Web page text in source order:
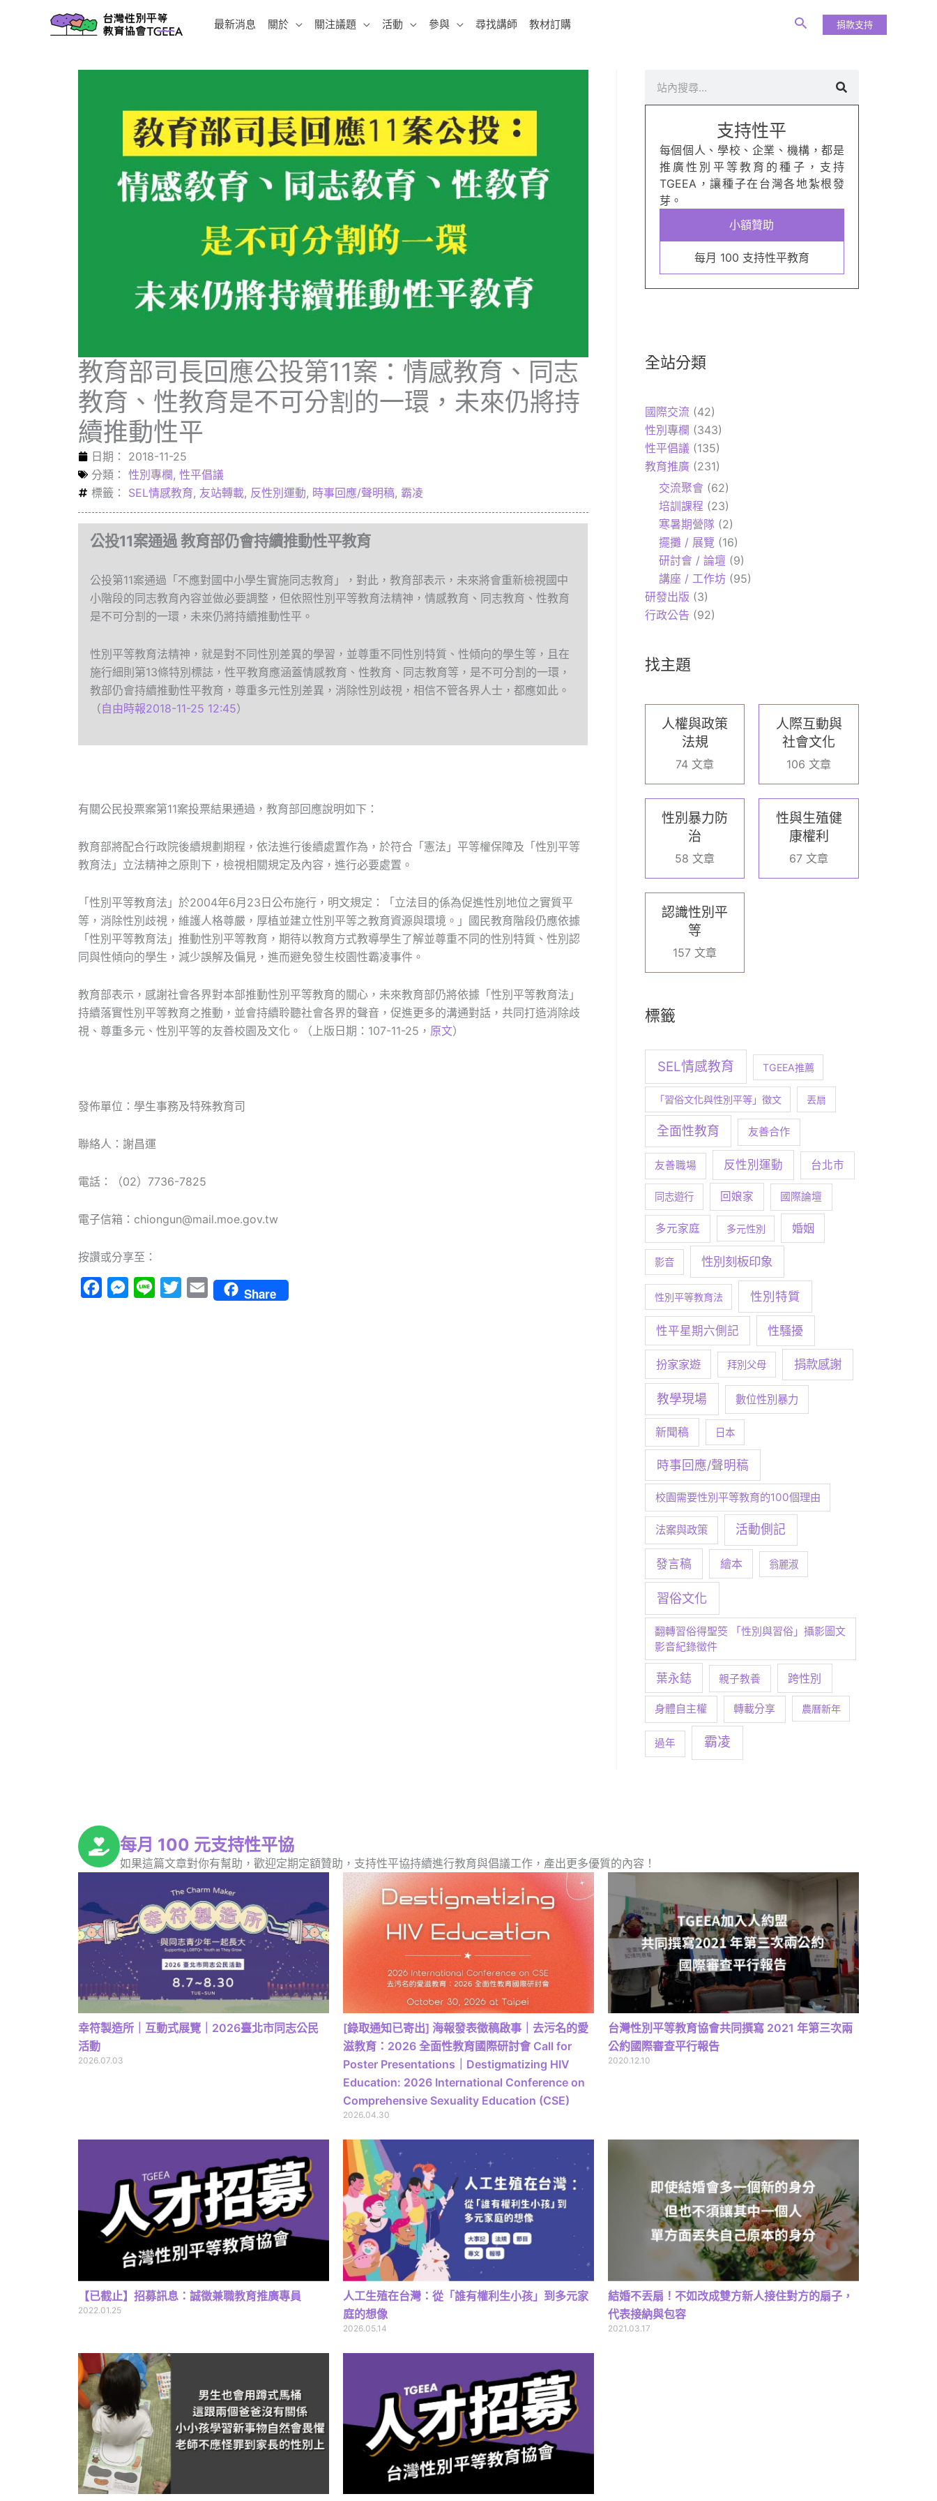
最新消息 關於 關注議題 活動 參與 尋找講師 教材訂購 捐款支持
教育部司長回應公投第11案：情感教育、同志
教育、性教育是不可分割的一環，未來仍將持
續推動性平
日期：
2018-11-25
分類： 性別專欄, 性平倡議
標籤：
SEL情感教育, 友站轉載, 反性別運動, 時事回應/聲明稿, 霸凌
公投11案通過 教育部仍會持續推動性平教育
公投第11案通過「不應對國中小學生實施同志教育」，對此，教育部表示，未來將會重新檢視國中
小階段的同志教育內容並做必要調整，但依照性別平等教育法精神，情感教育、同志教育、性教育
是不可分割的一環，未來仍將持續推動性平。
性別平等教育法精神，就是對不同性別差異的學習，並尊重不同性別特質、性傾向的學生等，且在
施行細則第13條特別標誌，性平教育應涵蓋情感教育、性教育、同志教育等，是不可分割的一環，
教部仍會持續推動性平教育，尊重多元性別差異，消除性別歧視，相信不管各界人士，都應如此。
（自由時報2018-11-25 12:45）
有關公民投票案第11案投票結果通過，教育部回應說明如下：
教育部將配合行政院後續規劃期程，依法進行後續處置作為，於符合「憲法」平等權保障及「性別平等
教育法」立法精神之原則下，檢視相關規定及內容，進行必要處置。
「性別平等教育法」於2004年6月23日公布施行，明文規定：「立法目的係為促進性別地位之實質平
等，消除性別歧視，維護人格尊嚴，厚植並建立性別平等之教育資源與環境。」國民教育階段仍應依據
「性別平等教育法」推動性別平等教育，期待以教育方式教導學生了解並尊重不同的性別特質、性別認
同與性傾向的學生，減少誤解及偏見，進而避免發生校園性霸凌事件。
教育部表示，感謝社會各界對本部推動性別平等教育的關心，未來教育部仍將依據「性別平等教育法」
持續落實性別平等教育之推動，並會持續聆聽社會各界的聲音，促進更多的溝通對話，共同打造消除歧
視、尊重多元、性別平等的友善校園及文化。（上版日期：107-11-25， 原文）
發佈單位：學生事務及特殊教育司
聯絡人：謝昌運
電話：（02）7736-7825
電子信箱 ：chiongun@mail.moe.gov.tw
按讚或分享至：
FacebookMessenger
Line TwitterEmail Share
支持性平
每個個人、學校、企業、機構，都是
推廣性別平等教育的種子，支持
TGEEA，讓種子在台灣各地紮根發
芽。
小額贊助
每月 100 支持性平教育
全站分類
國際交流 (42)
性別專欄 (343)
性平倡議(135)
教育推廣(231)
交流聚會(62)
培訓課程 (23)
寒暑期營隊(2)
擺攤 / 展覽 (16)
研討會 / 論壇 (9)
講座 / 工作坊(95)
研發出版 (3)
行政公告 (92)
找主題
人權與政策
法規
74 文章
人際互動與
社會文化
106 文章
性別暴力防
治
58 文章
性與生殖健
康權利
67 文章
認識性別平
等
157 文章
標籤
SEL情感教育 TGEEA推薦
「習俗文化與性別平等」徵文 丟扇
全面性教育 友善合作
友善職場 反性別運動 台北市
同志遊行 回娘家 國際論壇
多元家庭 多元性別 婚姻
影音 性別刻板印象
性別平等教育法 性別特質
性平星期六側記 性騷擾
扮家家遊 拜別父母 捐款感謝
教學現場 數位性別暴力
新聞稿 日本
時事回應/聲明稿
校園需要性別平等教育的100個理由
法案與政策 活動側記
發言稿 繪本 翁麗淑
習俗文化
翻轉習俗得聖筊 「性別與習俗」攝影圖文
影音紀錄徵件
葉永鋕 親子教養 跨性別
身體自主權 轉載分享 農曆新年
過年 霸凌
每月 100 元支持性平協
如果這篇文章對你有幫助，歡迎定期定額贊助，支持性平協持續進行教育與倡議工作，產出更多優質的內容！
幸符製造所｜互動式展覽｜2026臺北市同志公民
活動
2026.07.03
[錄取通知已寄出] 海報發表徵稿啟事｜去污名的愛
滋教育：2026 全面性教育國際研討會 Call for
Poster Presentations｜Destigmatizing HIV
Education: 2026 International Conference on
Comprehensive Sexuality Education (CSE)
2026.04.30
台灣性別平等教育協會共同撰寫 2021 年第三次兩
公約國際審查平行報告
2020.12.10
【已截止】招募訊息：誠徵兼職教育推廣專員
2022.01.25
人工生殖在台灣：從「誰有權利生小孩」到多元家
庭的想像
2026.05.14
結婚不丟扇！不如改成雙方新人接住對方的扇子，
代表接納與包容
2021.03.17